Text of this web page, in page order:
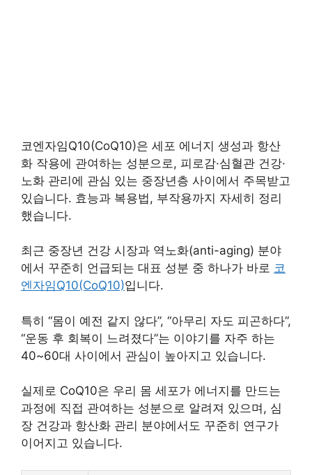
코엔자임Q10(CoQ10)은 세포 에너지 생성과 항산
화 작용에 관여하는 성분으로, 피로감·심혈관 건강·
노화 관리에 관심 있는 중장년층 사이에서 주목받고
있습니다. 효능과 복용법, 부작용까지 자세히 정리
했습니다.
최근 중장년 건강 시장과 역노화(anti-aging) 분야
에서 꾸준히 언급되는 대표 성분 중 하나가 바로 코
엔자임Q10(CoQ10)입니다.
특히 “몸이 예전 같지 않다”, “아무리 자도 피곤하다”,
“운동 후 회복이 느려졌다”는 이야기를 자주 하는
40~60대 사이에서 관심이 높아지고 있습니다.
실제로 CoQ10은 우리 몸 세포가 에너지를 만드는
과정에 직접 관여하는 성분으로 알려져 있으며, 심
장 건강과 항산화 관리 분야에서도 꾸준히 연구가
이어지고 있습니다.